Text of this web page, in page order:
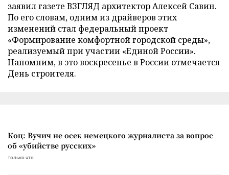
заявил газете ВЗГЛЯД архитектор Алексей Савин.
По его словам, одним из драйверов этих
изменений стал федеральный проект
«Формирование комфортной городской среды»,
реализуемый при участии «Единой России».
Напомним, в это воскресенье в России отмечается
День строителя.
Коц: Вучич не осек немецкого журналиста за вопрос
об «убийстве русских»
только что